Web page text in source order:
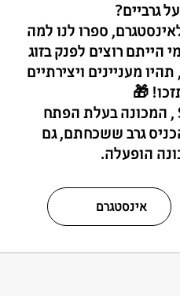
גרביים?
ספרו לנו למה
הייתם רוצים לפנק בזוג
מעניינים ויצירתיים
🎁
Samsung AddWash , המכונה בעלת הפתח
גרב ששכחתם, גם
הופעלה.
אינסטגרם